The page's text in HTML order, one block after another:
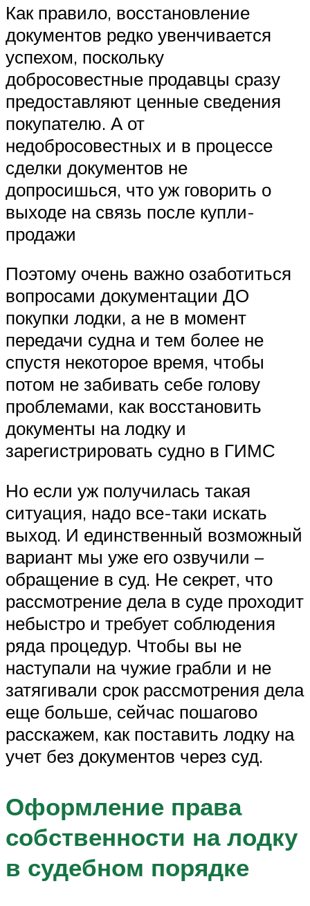
Как правило, восстановление
документов редко увенчивается
успехом, поскольку
добросовестные продавцы сразу
предоставляют ценные сведения
покупателю. А от
недобросовестных и в процессе
сделки документов не
допросишься, что уж говорить о
выходе на связь после купли-
продажи
Поэтому очень важно озаботиться
вопросами документации ДО
покупки лодки, а не в момент
передачи судна и тем более не
спустя некоторое время, чтобы
потом не забивать себе голову
проблемами, как восстановить
документы на лодку и
зарегистрировать судно в ГИМС
Но если уж получилась такая
ситуация, надо все-таки искать
выход. И единственный возможный
вариант мы уже его озвучили –
обращение в суд. Не секрет, что
рассмотрение дела в суде проходит
небыстро и требует соблюдения
ряда процедур. Чтобы вы не
наступали на чужие грабли и не
затягивали срок рассмотрения дела
еще больше, сейчас пошагово
расскажем, как поставить лодку на
учет без документов через суд.
Оформление права
собственности на лодку
в судебном порядке